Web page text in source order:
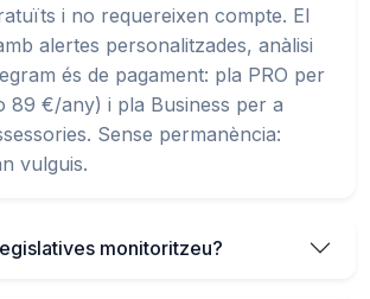
i no requereixen compte. El
alertes personalitzades, anàlisi
és de pagament: pla PRO per
89 €/any) i pla Business per a
Sense permanència:
vulguis.
monitoritzeu?